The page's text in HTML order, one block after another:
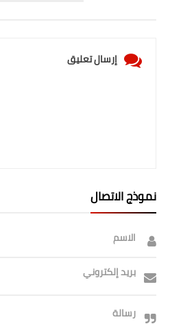
إرسال تعليق
نموذج الاتصال
الاسم
بريد إلكتروني
رسالة